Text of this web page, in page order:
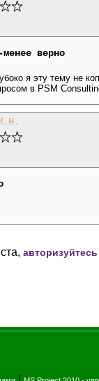
верно
я эту тему не
в PSM
авторизуйтесь